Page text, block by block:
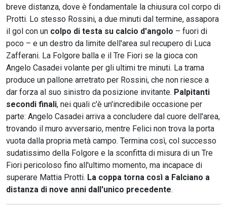
breve distanza, dove è fondamentale la chiusura col corpo di
Protti. Lo stesso Rossini, a due minuti dal termine, assapora
il gol con un colpo di testa su calcio d'angolo – fuori di
poco – e un destro da limite dell'area sul recupero di Luca
Zafferani. La Folgore balla e il Tre Fiori se la gioca con
Angelo Casadei volante per gli ultimi tre minuti. La trama
produce un pallone arretrato per Rossini, che non riesce a
dar forza al suo sinistro da posizione invitante. Palpitanti
secondi finali, nei quali c'è un'incredibile occasione per
parte: Angelo Casadei arriva a concludere dal cuore dell'area,
trovando il muro avversario, mentre Felici non trova la porta
vuota dalla propria metà campo. Termina così, col successo
sudatissimo della Folgore e la sconfitta di misura di un Tre
Fiori pericoloso fino all'ultimo momento, ma incapace di
superare Mattia Protti. La coppa torna così a Falciano a
distanza di nove anni dall'unico precedente.